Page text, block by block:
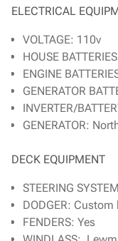
ELECTRICAL
VOLTAGE: 110v
HOUSE
ENGINE
GENERATOR
INVERTER/
GENERATOR:
DECK EQUIPMENT
STEERING
DODGER:
FENDERS: Yes